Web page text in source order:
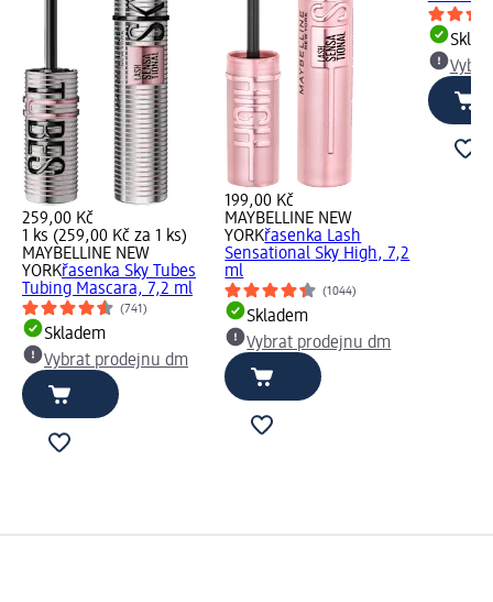
259,00 Kč
1 ks (259,00 Kč za 1 ks)
MAYBELLINE NEW
YORKřasenka Sky Tubes
Tubing Mascara, 7,2 ml
(741)
Skladem
Vybrat prodejnu dm
199,00 Kč
MAYBELLINE NEW
YORKřasenka Lash
Sensational Sky High, 7,2
ml
(1044)
Skladem
Vybrat prodejnu dm